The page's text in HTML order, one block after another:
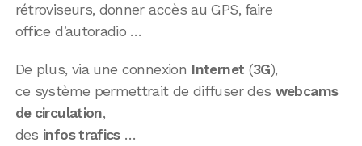
rétroviseurs, donner accès au GPS, faire
office d’autoradio …
De plus, via une connexion Internet (3G),
ce système permettrait de diffuser des webcams
de circulation,
des infos trafics…